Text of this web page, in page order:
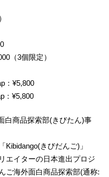
（3個限定）
：¥5,800
：¥5,800
白商品探索部(きびたん)事
きびだんご)」
エイターの日本進出プロジ
ご海外面白商品探索部(通称: